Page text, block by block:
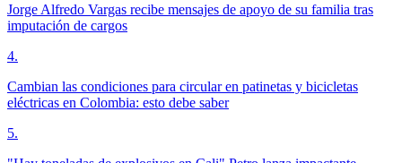
Jorge Alfredo Vargas recibe mensajes de apoyo de su familia tras
imputación de cargos
4.
Cambian las condiciones para circular en patinetas y bicicletas
eléctricas en Colombia: esto debe saber
5.